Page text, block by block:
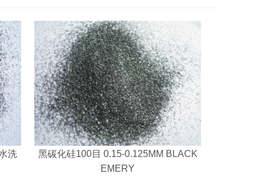
洗
黑碳化硅100目 0.15-0.125MM BLACK
EMERY